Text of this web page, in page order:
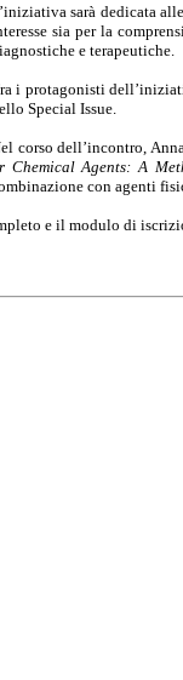
sarà dedicata
sia per la
e terapeutiche.
i protagonisti
Special Issue.
corso dell’incontro,
Chemical Agents: A
con agenti
e il modulo di